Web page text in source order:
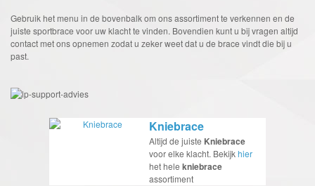
Gebruik het menu in de bovenbalk om ons assortiment te verkennen en de
juiste sportbrace voor uw klacht te vinden. Bovendien kunt u bij vragen altijd
contact met ons opnemen zodat u zeker weet dat u de brace vindt die bij u
past.
Kniebrace
Altijd de juiste Kniebrace
voor elke klacht. Bekijkhier
het hele kniebrace
assortiment